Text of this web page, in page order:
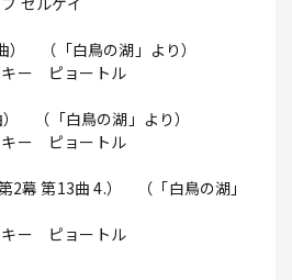
） （「白鳥の湖」より）
ー ピョートル
（「白鳥の湖」より）
ー ピョートル
2幕 第13曲 4.） （「白鳥の湖」
ー ピョートル